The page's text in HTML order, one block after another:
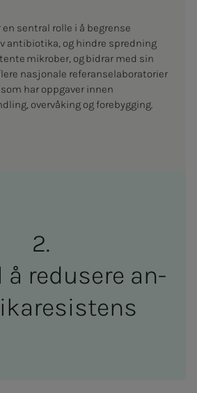
å re­­­du­­­se­­­re an­­
sentral rolle i å begrense
antibiotika, og hindre spredning
mikrober, og bidrar med sin
nasjonale referanselaboratorier
har oppgaver innen
overvåking og forebygging.